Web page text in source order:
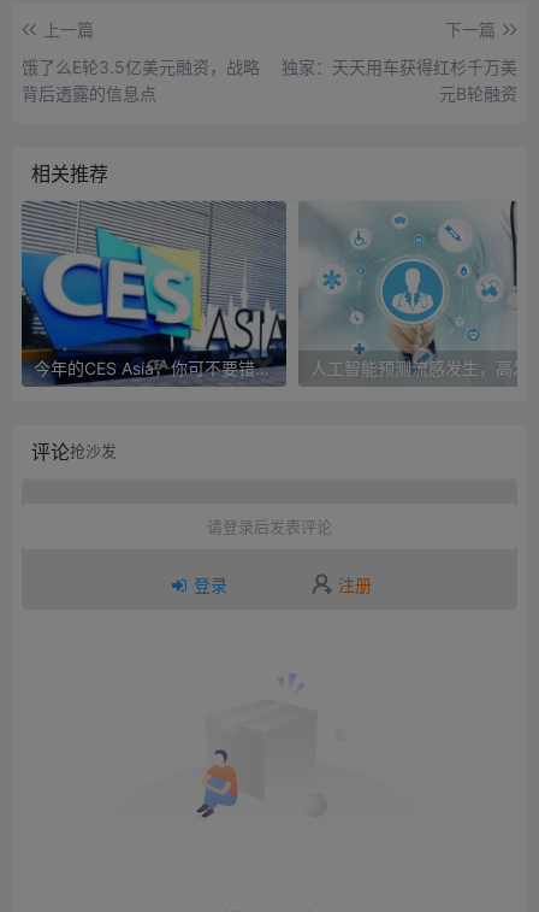
上一篇
饿了么E轮3.5亿美元融资，战略
背后透露的信息点
下一篇
独家：天天用车获得红杉千万美
元B轮融资
相关推荐
今年的CES Asia，你可不要错过这些自动驾驶看点
评论抢沙发
请登录后发表评论
登录 注册